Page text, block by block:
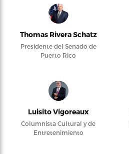
Thomas Rivera Schatz
Presidente del Senado de
Puerto Rico
Luisito Vigoreaux
Columnista Cultural y de
Entretenimiento